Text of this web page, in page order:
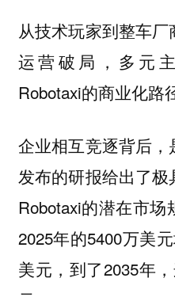
从技术玩家到整车
运营破局，多元
Robotaxi的商业化路
企业相互竞逐背后
发布的研报给出了
Robotaxi的潜在市
2025年的5400万美
美元，到了2035年